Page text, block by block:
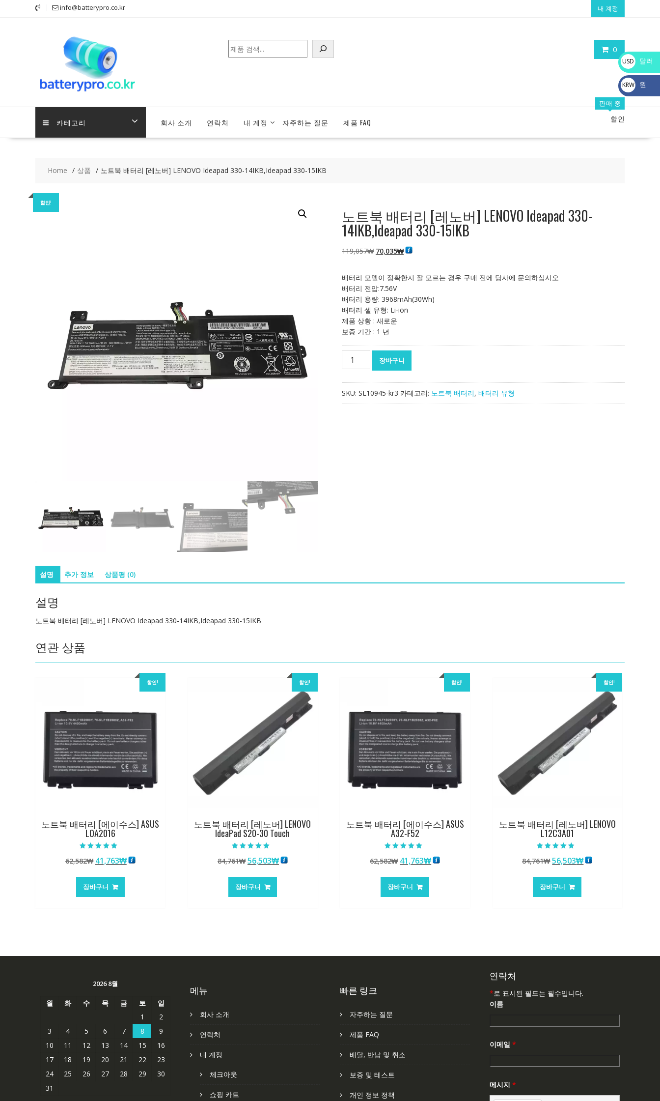
info@batterypro.co.kr 내 계정
0
검
색
카테고리 회사 소개 연락처 내 계정 자주하는 질문 제품 FAQ
판매 중
할인
Home 상품 노트북 배터리 [레노버] LENOVO Ideapad 330-14IKB,Ideapad 330-15IKB
할인!
노트북 배터리 [레노버] LENOVO Ideapad 330-
14IKB,Ideapad 330-15IKB
119,057₩ 원
격:
119,057₩
70,035₩현
격:
배터리 모델이 정확한지 잘 모르는 경우 구매 전에 당사에 문의하십시오
배터리 전압:7.56V
배터리 용량: 3968mAh(30Wh)
배터리 셀 유형: Li-ion
제품 상황 : 새로운
보증 기간 : 1 년
터
장바구니
SKU: SL10945-kr3 카테고리: 노트북 배터리, 배터리 유형
설명 추가 정보 상품평 (0)
설명
노트북 배터리 [레노버] LENOVO Ideapad 330-14IKB,Ideapad 330-15IKB
연관 상품
할인!
노트북 배터리 [에이수스] ASUS
LOA2016
5.00
로 평가됨
62,582₩ 원
가
격:
41,763₩현
장바구니
할인!
노트북 배터리 [레노버] LENOVO
IdeaPad S20-30 Touch
5.00
로 평가됨
84,761₩ 원
가
격:
56,503₩현
장바구니
할인!
노트북 배터리 [에이수스] ASUS
A32-F52
5.00
로 평가됨
62,582₩ 원
가
격:
41,763₩현
장바구니
할인!
노트북 배터리 [레노버] LENOVO
L12C3A01
4.50
로 평가됨
84,761₩원
가
격:
56,503₩현
장바구니
2026 8월
월 화 수 목 금 토
일
1
2
3
4 5 6 7 8
9
10
11 12 13 14 15
16
17
18 19 20 21 22
23
24
25 26 27 28 29
30
31
메뉴
회사 소개
연락처
내 계정
체크아웃
쇼핑 카트
빠른 링크
자주하는 질문
제품 FAQ
배달, 반납 및 취소
보증 및 테스트
개인 정보 정책
연락처
*로 표시된 필드는 필수입니다.
이름
이메일 *
메시지 *
USD
$
달러
KRW
₩
원